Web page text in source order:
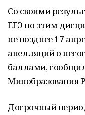
Со своими
ЕГЭ по этим
не позднее 17
апелляций о
баллами,
Минобразования
Досрочный